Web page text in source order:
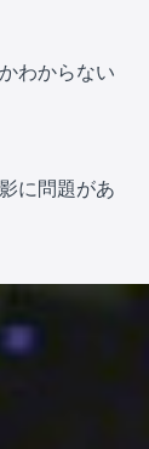
わからない
に問題があ